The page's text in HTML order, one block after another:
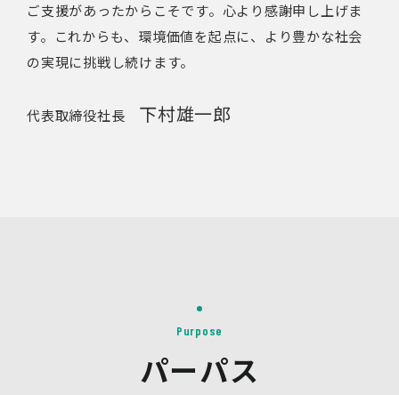
ご支援があったからこそです。心より感謝申し上げま
す。これからも、環境価値を起点に、より豊かな社会
の実現に挑戦し続けます。
代表取締役社長 下村雄一郎
Purpose
パーパス